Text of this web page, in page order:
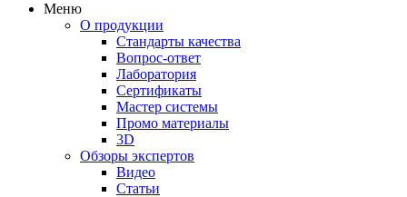
Меню
О продукции
Стандарты качества
Вопрос-ответ
Лаборатория
Сертификаты
Мастер системы
Промо материалы
3D
Обзоры экспертов
Видео
Статьи